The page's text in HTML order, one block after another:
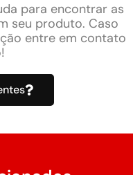
para encontrar as
seu produto. Caso
entre em contato